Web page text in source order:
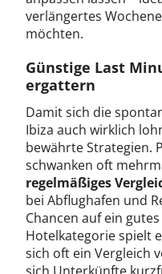
verlängertes
möchten.
Günstige Last
ergattern
Damit sich die
Ibiza auch wirklich
bewährte Strategien.
schwanken oft
regelmäßiges
bei Abflughafen und
Chancen auf ein
Hotelkategorie spielt
sich oft ein Vergleich